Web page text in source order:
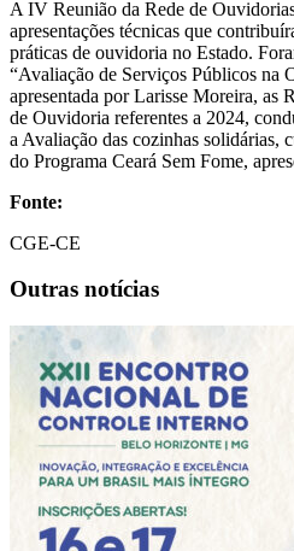
A IV Reunião da Rede de
apresentações técnicas que
práticas de ouvidoria no Estado.
“Avaliação de Serviços Públicos na
apresentada por Larisse Moreira, as
de Ouvidoria referentes a 2024,
a Avaliação das cozinhas solidárias,
do Programa Ceará Sem Fome,
Fonte:
CGE-CE
Outras notícias